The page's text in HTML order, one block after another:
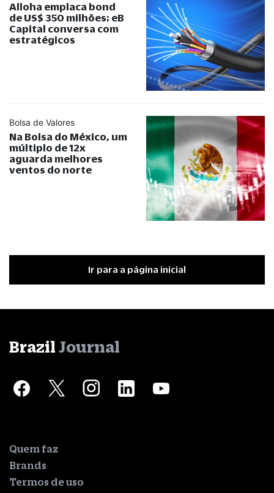
Alloha emplaca bond
de US$ 350 milhões; eB
Capital conversa com
estratégicos
Bolsa de Valores
Na Bolsa do México, um
múltiplo de 12x
aguarda melhores
ventos do norte
Ir para a página inicial
Brazil Journal
Quem faz
Brands
Termos de uso